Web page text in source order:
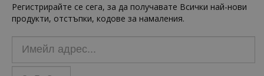
Регистрирайте се сега, за да получавате Всички най-нови
продукти, отстъпки, кодове за намаления.